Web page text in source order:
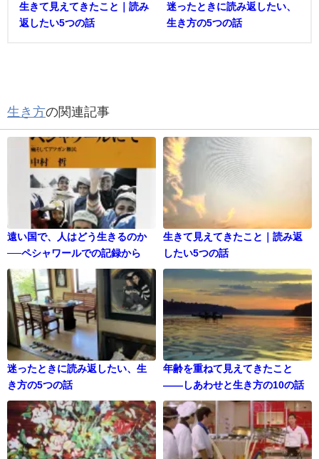
生きて見えてきたこと｜読み
返したい5つの話
迷ったときに読み返したい、
生き方の5つの話
生き方の関連記事
遠い国で、人はどう生きるのか
──ペシャワールでの記録から
生きて見えてきたこと｜読み返
したい5つの話
迷ったときに読み返したい、生
き方の5つの話
年齢を重ねて見えてきたこと
——しあわせと生き方の10の話